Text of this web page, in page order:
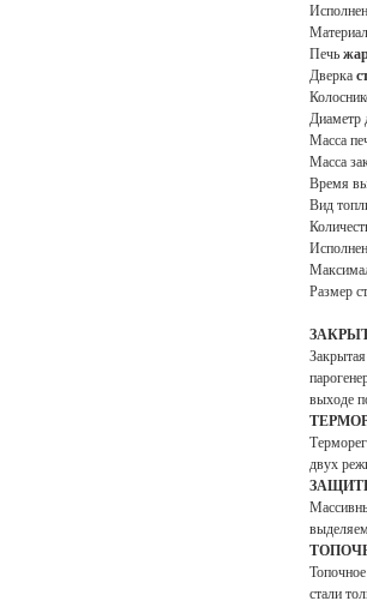
Материал
Печь
Дверка
Диаметр
Масса
Масса
Время
Вид
Размер
выходе
двух
стали